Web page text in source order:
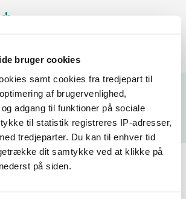
bruger cookies
samt cookies fra tredjepart til
af brugervenlighed,
adgang til funktioner på sociale
til statistik registreres IP-adresser,
tredjeparter. Du kan til enhver tid
dit samtykke ved at klikke på
på siden.
og virksomhedernes seneste
Søg
by, firmanavn
for "kmc"